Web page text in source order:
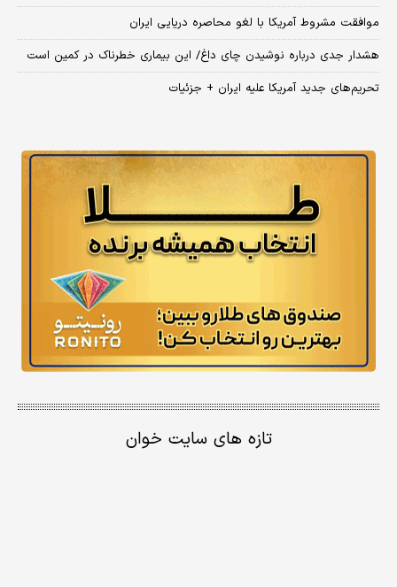
موافقت مشروط آمریکا با لغو محاصره دریایی ایران
هشدار جدی درباره نوشیدن چای داغ/ این بیماری خطرناک در کمین است
تحریم‌های جدید آمریکا علیه ایران + جزئیات
تازه های سایت خوان